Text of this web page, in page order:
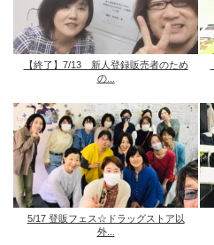
【終了】7/13 新人登録販売者のため
の...
5/17 登販フェス☆ドラッグストア以
外...